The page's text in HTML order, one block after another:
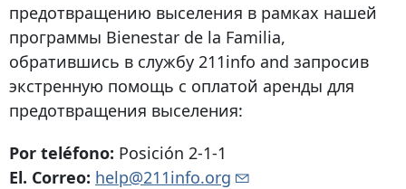
предотвращению выселения в рамках нашей
программы Bienestar de la Familia,
обратившись в службу 211info and запросив
экстренную помощь с оплатой аренды для
предотвращения выселения:
Por teléfono: Posición 2-1-1
El. Correo: help@211info.org